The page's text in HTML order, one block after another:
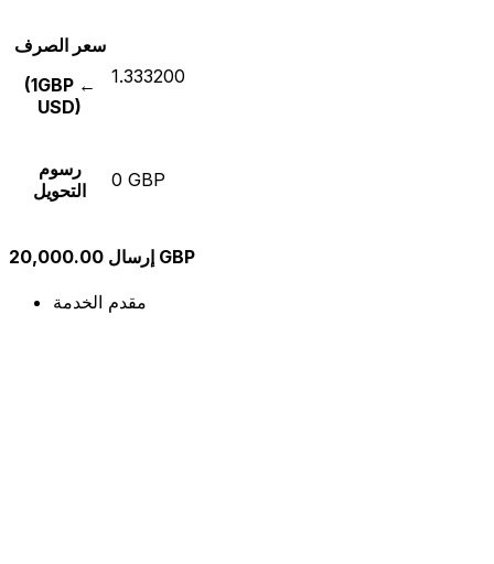
سعر الصرف
(1GBP ←
USD)
1.333200
رسوم
التحويل
0 GBP
إرسال 20,000.00 GBP
مقدم الخدمة